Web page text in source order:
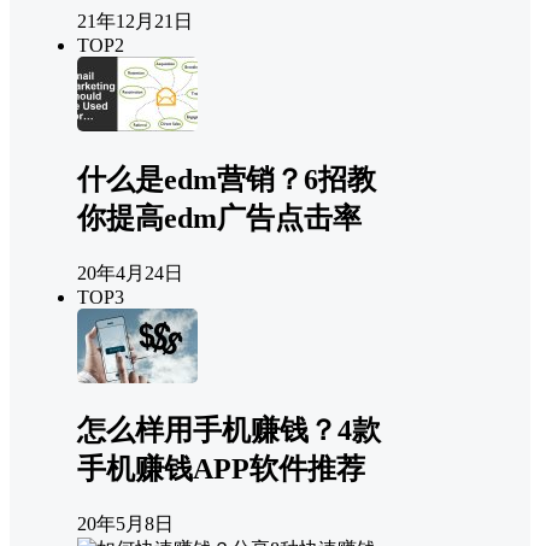
21年12月21日
TOP2
什么是edm营销？6招教
你提高edm广告点击率
20年4月24日
TOP3
怎么样用手机赚钱？4款
手机赚钱APP软件推荐
20年5月8日